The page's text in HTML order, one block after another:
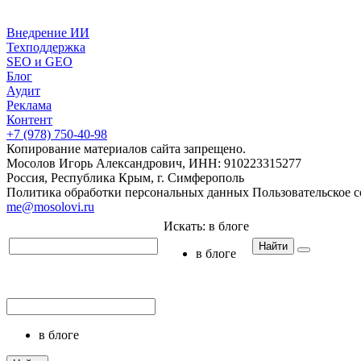
Внедрение ИИ
Техподдержка
SEO и GEO
Блог
Аудит
Реклама
Контент
+7 (978) 750-40-98
Копирование материалов сайта запрещено.
Мосолов Игорь Александрович, ИНН: 910223315277
Россия, Республика Крым, г. Симферополь
Политика обработки персональных данных Пользовательское
me@mosolovi.ru
Искать: в блоге
в блоге
Найти
в блоге